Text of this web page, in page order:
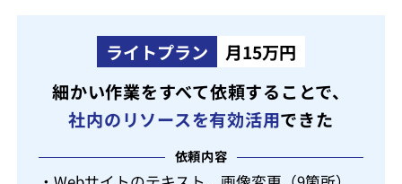
ライトプラン
月15万円
細かい作業をすべて依頼することで、
社内のリソースを有効活用できた
依頼内容